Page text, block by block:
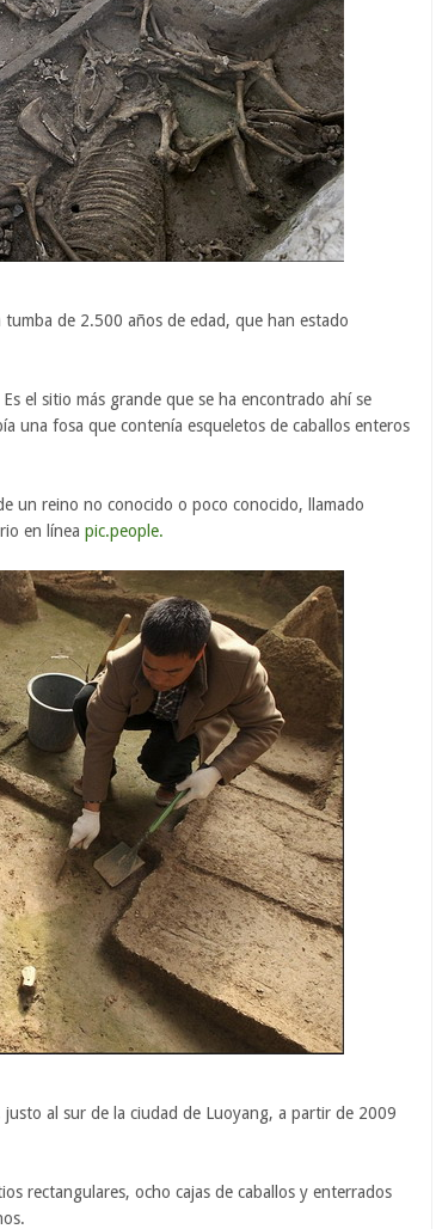
de 2.500 años de edad, que han estado
el sitio más grande que se ha encontrado ahí se
una fosa que contenía esqueletos de caballos enteros
un reino no conocido o poco conocido, llamado
en línea pic.people.
al sur de la ciudad de Luoyang, a partir de 2009
rectangulares, ocho cajas de caballos y enterrados